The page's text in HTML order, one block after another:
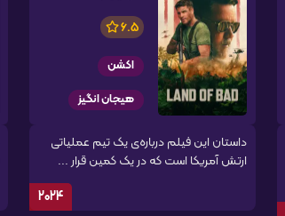
6.5
اکشن
هیجان انگیز
داستان این فیلم درباره‌ی یک تیم عملیاتی
ارتش آمریکا است که در یک کمین قرار ...
2024